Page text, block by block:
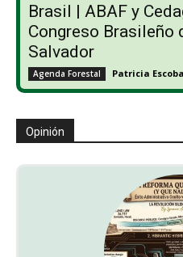
Brasil | ABAF y
Congreso Brasileño
Salvador
Agenda Forestal Patricia
Opinión